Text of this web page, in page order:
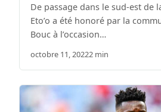
De passage dans le sud-est de
Eto’o a été honoré par la
Bouc à l’occasion…
octobre 11, 20222 min